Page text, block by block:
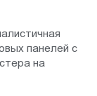
панелей с
на